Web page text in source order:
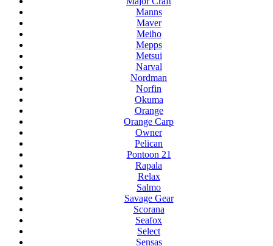
Manns
Maver
Meiho
Mepps
Metsui
Narval
Nordman
Norfin
Okuma
Orange
Orange Carp
Owner
Pelican
Pontoon 21
Rapala
Relax
Salmo
Savage Gear
Scorana
Seafox
Select
Sensas